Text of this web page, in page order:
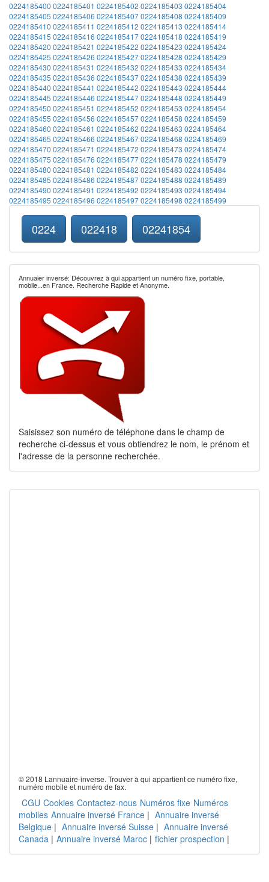
0224185400 0224185401 0224185402 0224185403 0224185404
0224185405 0224185406 02241854070224185408 0224185409
0224185410 0224185411 0224185412 0224185413 0224185414
0224185415 0224185416 02241854170224185418 0224185419
0224185420 0224185421 0224185422 0224185423 0224185424
0224185425 0224185426 02241854270224185428 0224185429
0224185430 0224185431 0224185432 0224185433 0224185434
0224185435 0224185436 02241854370224185438 0224185439
0224185440 0224185441 0224185442 0224185443 0224185444
0224185445 0224185446 02241854470224185448 0224185449
0224185450 0224185451 0224185452 0224185453 0224185454
0224185455 0224185456 02241854570224185458 0224185459
0224185460 0224185461 0224185462 0224185463 0224185464
0224185465 0224185466 02241854670224185468 0224185469
0224185470 0224185471 0224185472 0224185473 0224185474
0224185475 0224185476 02241854770224185478 0224185479
0224185480 0224185481 0224185482 0224185483 0224185484
0224185485 0224185486 02241854870224185488 0224185489
0224185490 0224185491 0224185492 0224185493 0224185494
0224185495 0224185496 02241854970224185498 0224185499
0224 022418 02241854
Annuaier inversé: Découvrez à qui appartient un numéro fixe, portable,
mobile...en France. Recherche Rapide et Anonyme.
Saisissez son numéro de téléphone dans le champ de
recherche ci-dessus et vous obtiendrez le nom, le prénom et
l'adresse de la personne recherchée.
© 2018 Lannuaire-inverse. Trouver à qui appartient ce numéro fixe,
numéro mobile et numéro de fax.
CGU Cookies Contactez-nous Numéros fixe Numéros
mobiles Annuaire inversé France | Annuaire inversé
Belgique | Annuaire inversé Suisse | Annuaire inversé
Canada | Annuaire inversé Maroc | fichier prospection |